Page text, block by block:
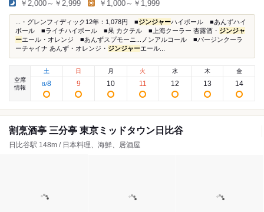
￥2,000～￥2,999 ￥1,000～￥1,999
...・グレンフィディック12年：1,078円 ■ジンジャーハイボール ■あんずハイ
ボール ■ライチハイボール ■果 カクテル ■上海クーラー 杏露酒・ ジンジャ
ーエール・オレンジ ■あんずスプモーニ...ノンアルコール ■バージンクーラ
ーチャイナ あんず・オレンジ・ ジンジャーエール...
空席
情報
土
8/8
日
9
月
10
火
11
水
12
木
13
金
14
割烹酒亭 三分亭 東京ミッドタウン日比谷
日比谷駅 148m / 日本料理、海鮮、居酒屋